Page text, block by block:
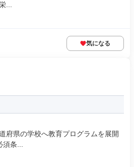
...
気になる
府県の学校へ教育プログラムを展開
条...